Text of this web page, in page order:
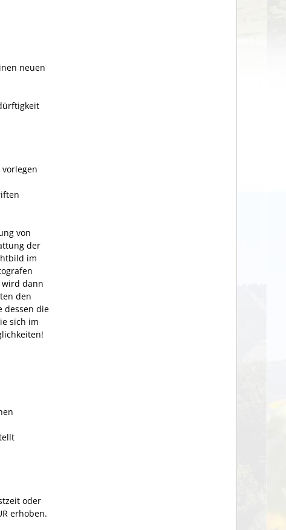
neuen
von
der
im
wird dann
den
dessen die
sich im
oder
erhoben.